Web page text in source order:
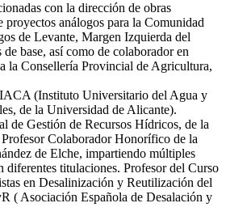
con la dirección de obras
proyectos análogos para la Comunidad
de Levante, Margen Izquierda del
base, así como de colaborador en
la Consellería Provincial de Agricultura,
(Instituto Universitario del Agua y
de la Universidad de Alicante).
de Gestión de Recursos Hídricos, de la
Colaborador Honorífico de la
de Elche, impartiendo múltiples
diferentes titulaciones. Profesor del Curso
en Desalinización y Reutilización del
( Asociación Española de Desalación y